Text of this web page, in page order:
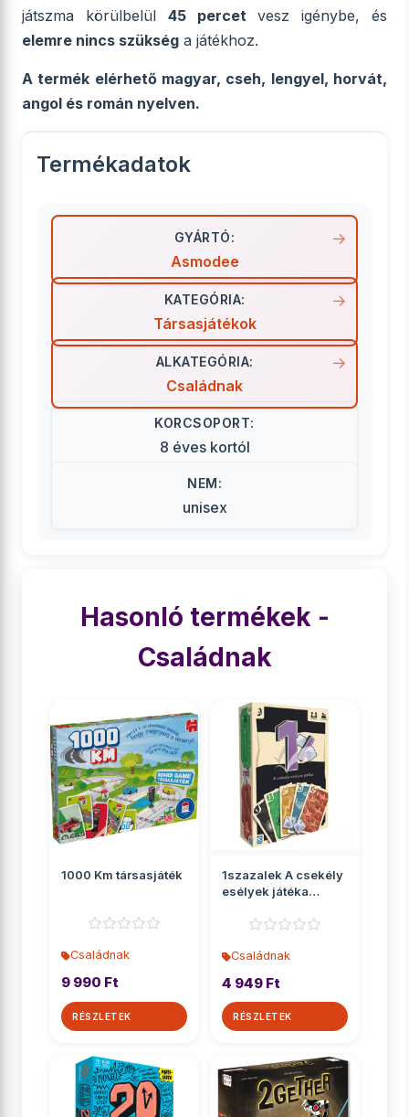
játszma körülbelül 45 percetvesz igénybe, és
elemre nincs szükség a játékhoz.
A termék elérhető magyar, cseh, lengyel, horvát,
angol és román nyelven.
Termékadatok
GYÁRTÓ:
Asmodee
KATEGÓRIA:
Társasjátékok
ALKATEGÓRIA:
Családnak
KORCSOPORT:
8 éves kortól
NEM:
unisex
Hasonló termékek -
Családnak
1000 Km társasjáték
Családnak
9 990 Ft
RÉSZLETEK
1szazalek A csekély
esélyek játéka
Családnak
4 949 Ft
RÉSZLETEK